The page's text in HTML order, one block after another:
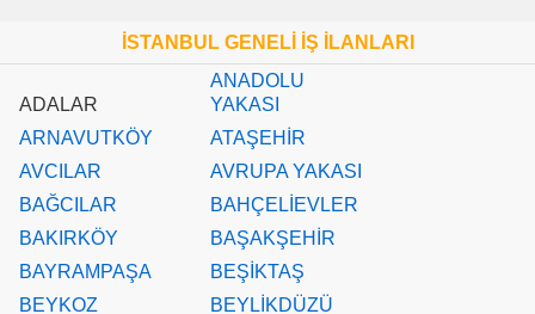
İSTANBUL GENELİ İŞ İLANLARI
ADALAR
ANADOLU
YAKASI
ARNAVUTKÖY
ATAŞEHİR
AVCILAR
AVRUPA YAKASI
BAĞCILAR
BAHÇELİEVLER
BAKIRKÖY
BAŞAKŞEHİR
BAYRAMPAŞA
BEŞİKTAŞ
BEYKOZ
BEYLİKDÜZÜ